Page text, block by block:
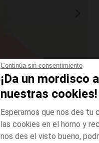
Continúa sin consentimiento
¡Da un mordisco a
nuestras cookies!
Esperamos que nos des tu
las cookies en el horno y
nos des el visto bueno,